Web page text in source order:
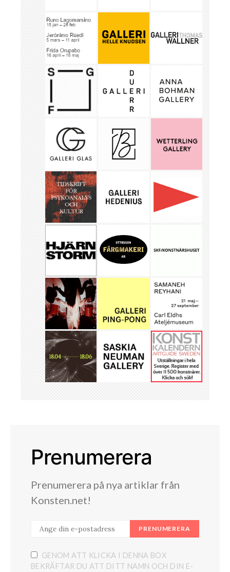
Prenumerera
Prenumerera på nya artiklar från
Konsten.net!
PRENUMERERA
GENOM ATT KLICKA I DENNA BOX
BEKRÄFTAR DU ATT DITT NAMN OCH DIN E-